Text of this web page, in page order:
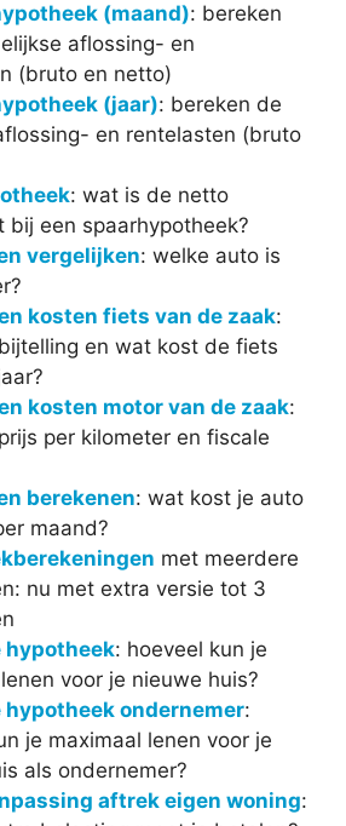
(maand): bereken
aflossing- en
(bruto en netto)
(jaar): bereken de
en rentelasten (bruto
: wat is de netto
bij een spaarhypotheek?
vergelijken: welke auto is
kosten fiets van de zaak:
en wat kost de fiets
kosten motor van de zaak:
per kilometer en fiscale
berekenen: wat kost je auto
maand?
met meerdere
nu met extra versie tot 3
hypotheek: hoeveel kun je
voor je nieuwe huis?
hypotheek ondernemer:
je maximaal lenen voor je
als ondernemer?
aftrek eigen woning: